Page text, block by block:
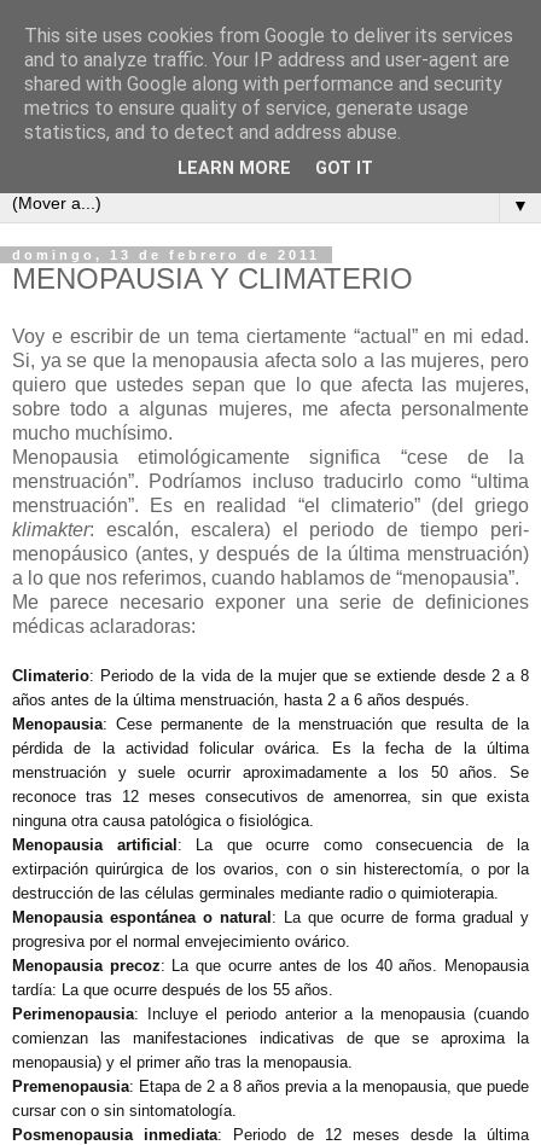
COSAS MIAS
Cuaderno de apuntes, opiniones, reflexiones y embustes de
Celso Pareja-Obregón López-Pazo y familia.
▼
domingo, 13 de febrero de 2011
MENOPAUSIA Y CLIMATERIO
Voy e escribir de un tema ciertamente “actual” en mi edad.
Si, ya se que la menopausia afecta solo a las mujeres, pero
quiero que ustedes sepan que lo que afecta las mujeres,
sobre todo a algunas mujeres, me afecta personalmente
mucho muchísimo.
Menopausia etimológicamente significa “cese de la
menstruación”. Podríamos incluso traducirlo como “ultima
menstruación”. Es en realidad “el climaterio” (del griego
klimakter: escalón, escalera) el periodo de tiempo peri-
menopáusico (antes, y después de la última menstruación)
a lo que nos referimos, cuando hablamos de “menopausia”.
Me parece necesario exponer una serie de definiciones
médicas aclaradoras:
Climaterio: Periodo de la vida de la mujer que se extiende desde 2 a 8
años antes de la última menstruación, hasta 2 a 6 años después.
Menopausia: Cese permanente de la menstruación que resulta de la
pérdida de la actividad folicular ovárica. Es la fecha de la última
menstruación y suele ocurrir aproximadamente a los 50 años. Se
reconoce tras 12 meses consecutivos de amenorrea, sin que exista
ninguna otra causa patológica o fisiológica.
Menopausia artificial : La que ocurre como consecuencia de la
extirpación quirúrgica de los ovarios, con o sin histerectomía, o por la
destrucción de las células germinales mediante radio o quimioterapia.
Menopausia espontánea o natural : La que ocurre de forma gradual y
progresiva por el normal envejecimiento ovárico.
Menopausia precoz: La que ocurre antes de los 40 años. Menopausia
tardía: La que ocurre después de los 55 años.
Perimenopausia: Incluye el periodo anterior a la menopausia (cuando
comienzan las manifestaciones indicativas de que se aproxima la
menopausia) y el primer año tras la menopausia.
Premenopausia: Etapa de 2 a 8 años previa a la menopausia, que puede
cursar con o sin sintomatología.
Posmenopausia inmediata: Periodo de 12 meses desde la última
This site uses cookies from Google to deliver its services
and to analyze traffic. Your IP address and user-agent are
shared with Google along with performance and security
metrics to ensure quality of service, generate usage
statistics, and to detect and address abuse.
LEARN MORE GOT IT